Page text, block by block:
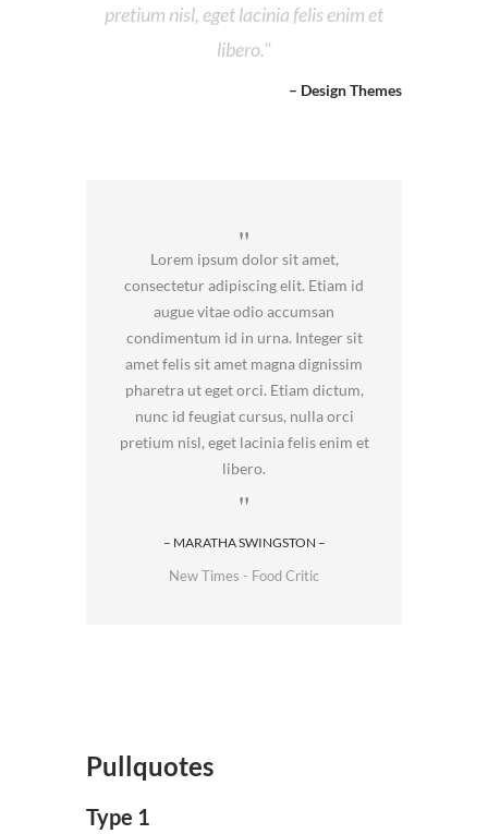
pretium nisl, eget lacinia felis enim et
libero.
– Design Themes
Lorem ipsum dolor sit amet,
consectetur adipiscing elit. Etiam id
augue vitae odio accumsan
condimentum id in urna. Integer sit
amet felis sit amet magna dignissim
pharetra ut eget orci. Etiam dictum,
nunc id feugiat cursus, nulla orci
pretium nisl, eget lacinia felis enim et
libero.
– MARATHA SWINGSTON –
New Times - Food Critic
Pullquotes
Type 1